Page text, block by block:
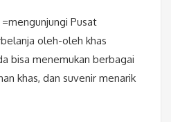
Pusat
oleh-oleh khas
bisa menemukan berbagai
khas, dan suvenir menarik